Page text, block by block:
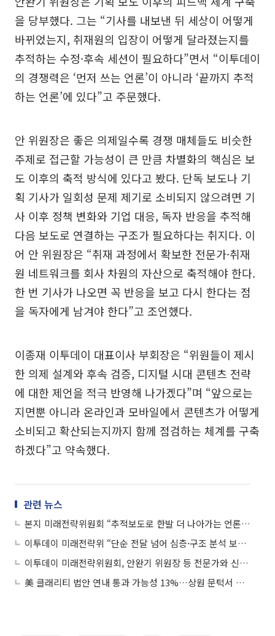
을 당부했다. 그는 “기사를 내보낸 뒤 세상이 어떻게
바뀌었는지, 취재원의 입장이 어떻게 달라졌는지를
추적하는 수정·후속 세션이 필요하다”면서 “이투데이
의 경쟁력은 ‘먼저 쓰는 언론’이 아니라 ‘끝까지 추적
하는 언론’에 있다”고 주문했다.
안 위원장은 좋은 의제일수록 경쟁 매체들도 비슷한
주제로 접근할 가능성이 큰 만큼 차별화의 핵심은 보
도 이후의 축적 방식에 있다고 봤다. 단독 보도나 기
획 기사가 일회성 문제 제기로 소비되지 않으려면 기
사 이후 정책 변화와 기업 대응, 독자 반응을 추적해
다음 보도로 연결하는 구조가 필요하다는 취지다. 이
어 안 위원장은 “취재 과정에서 확보한 전문가·취재
원 네트워크를 회사 차원의 자산으로 축적해야 한다.
한 번 기사가 나오면 꼭 반응을 보고 다시 한다는 점
을 독자에게 남겨야 한다”고 조언했다.
이종재 이투데이 대표이사 부회장은 “위원들이 제시
한 의제 설계와 후속 검증, 디지털 시대 콘텐츠 전략
에 대한 제언을 적극 반영해 나가겠다”며 “앞으로는
지면뿐 아니라 온라인과 모바일에서 콘텐츠가 어떻게
소비되고 확산되는지까지 함께 점검하는 체계를 구축
하겠다”고 약속했다.
관련 뉴스
본지 미래전략위원회 “추적보도로 한발 더 나아가는 언론 돼야”
이투데이 미래전략위 “단순 전달 넘어 심층·구조 분석 보도 강화해야”
이투데이 미래전략위원회, 안완기 위원장 등 전문가와 신성장 논의
美 클래리티 법안 연내 통과 가능성 13%…상원 문턱서 제동